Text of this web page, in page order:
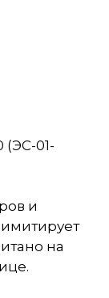
01-
и
на